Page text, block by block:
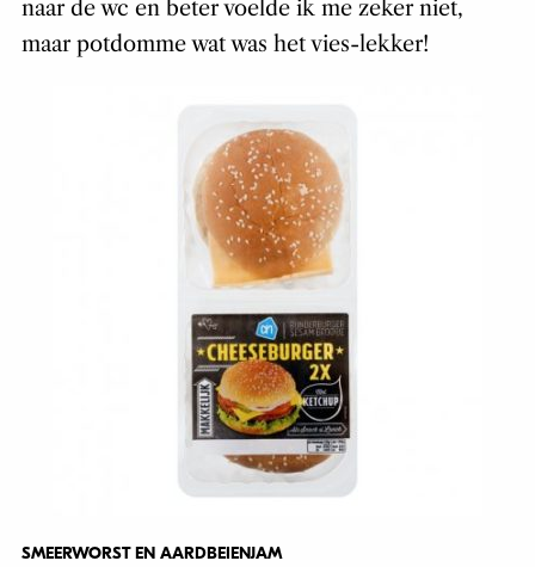
naar de wc en beter voelde ik me zeker niet,
maar potdomme wat was het vies-lekker!
SMEERWORST EN AARDBEIENJAM